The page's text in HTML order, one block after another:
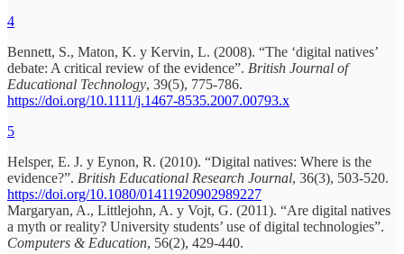
4
Bennett, S., Maton, K. y Kervin, L. (2008). “The ‘digital natives’
debate: A critical review of the evidence”. British Journal of
Educational Technology, 39(5), 775-786.
https://doi.org/10.1111/j.1467-8535.2007.00793.x
5
Helsper, E. J. y Eynon, R. (2010). “Digital natives: Where is the
evidence?”. British Educational Research Journal, 36(3), 503-520.
https://doi.org/10.1080/01411920902989227
Margaryan, A., Littlejohn, A. y Vojt, G. (2011). “Are digital natives
a myth or reality? University students’ use of digital technologies”.
Computers & Education, 56(2), 429-440.